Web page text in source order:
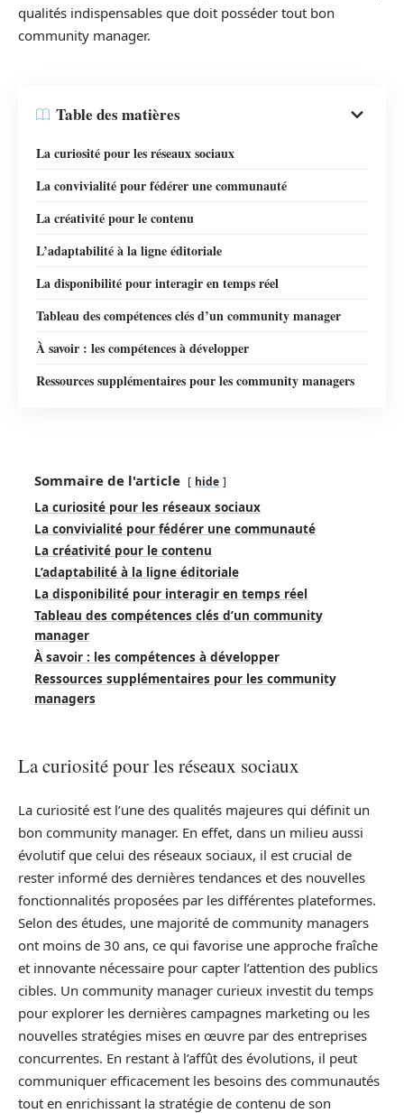
qualités indispensables que doit posséder tout bon
community manager.
Table des matières
La curiosité pour les réseaux sociaux
La convivialité pour fédérer une communauté
La créativité pour le contenu
L’adaptabilité à la ligne éditoriale
La disponibilité pour interagir en temps réel
Tableau des compétences clés d’un community manager
À savoir : les compétences à développer
Ressources supplémentaires pour les community managers
Sommaire de l'article hide
La curiosité pour les réseaux sociaux
La convivialité pour fédérer une communauté
La créativité pour le contenu
L’adaptabilité à la ligne éditoriale
La disponibilité pour interagir en temps réel
Tableau des compétences clés d’un community
manager
À savoir : les compétences à développer
Ressources supplémentaires pour les community
managers
La curiosité pour les réseaux sociaux
La curiosité est l’une des qualités majeures qui définit un
bon community manager. En effet, dans un milieu aussi
évolutif que celui des réseaux sociaux, il est crucial de
rester informé des dernières tendances et des nouvelles
fonctionnalités proposées par les différentes plateformes.
Selon des études, une majorité de community managers
ont moins de 30 ans, ce qui favorise une approche fraîche
et innovante nécessaire pour capter l’attention des publics
cibles. Un community manager curieux investit du temps
pour explorer les dernières campagnes marketing ou les
nouvelles stratégies mises en œuvre par des entreprises
concurrentes. En restant à l’affût des évolutions, il peut
communiquer efficacement les besoins des communautés
tout en enrichissant la stratégie de contenu de son